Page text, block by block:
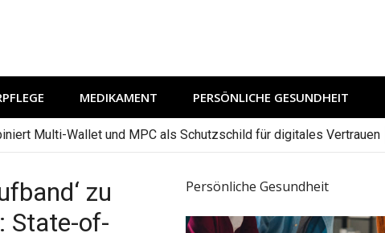
MEDIKAMENT PERSÖNLICHE GESUNDHEIT
Multi-Wallet und MPC als Schutzschild für digitales Vertrauen
zu
State-of-
Persönliche Gesundheit